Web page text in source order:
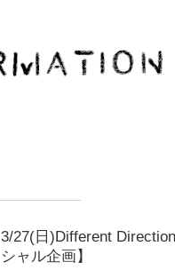
3/27(日)Different
シャル企画】